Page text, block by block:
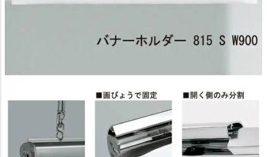
TEL:06-7493-2639(平日9:00～18:00)
カテゴリーから選ぶ
業種・用途から選ぶ
用語集